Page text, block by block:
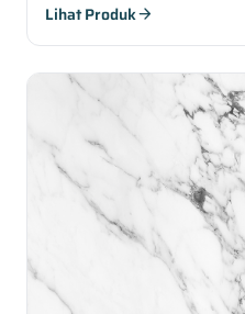
Lihat Produkarrow_forward